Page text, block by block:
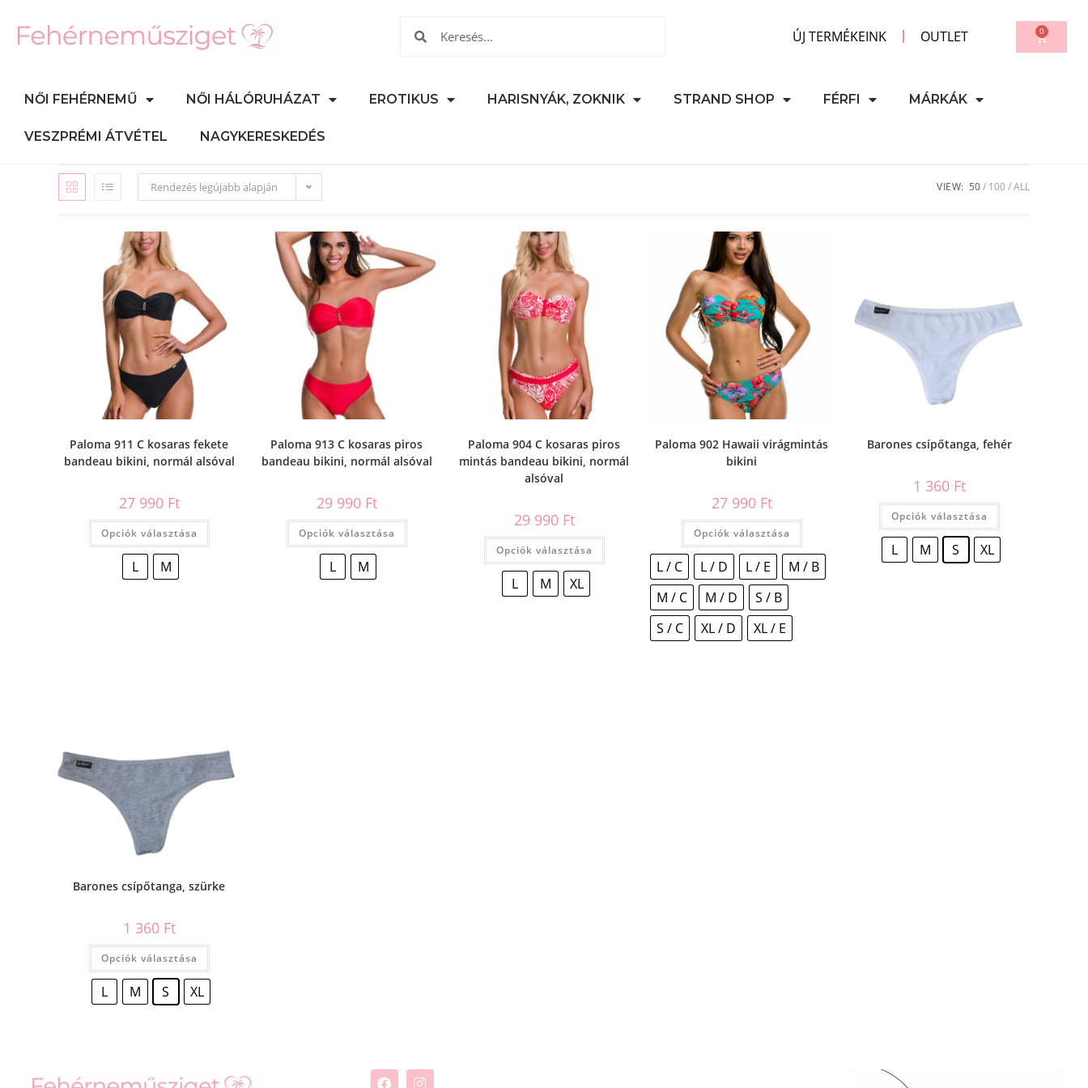
ÚJ TERMÉKEINK OUTLET 0
NŐI FEHÉRNEMŰ NŐI HÁLÓRUHÁZAT EROTIKUS HARISNYÁK, ZOKNIK STRAND SHOP FÉRFI MÁRKÁK
VESZPRÉMI ÁTVÉTEL NAGYKERESKEDÉS
Rendezés legújabb alapján VIEW: 50 100 ALL
Paloma 911 C kosaras fekete
bandeau bikini, normál alsóval
27 990 Ft
Opciók választása
L M
Paloma 913 C kosaras piros
bandeau bikini, normál alsóval
29 990 Ft
Opciók választása
L M
Paloma 904 C kosaras piros
mintás bandeau bikini, normál
alsóval
29 990 Ft
Opciók választása
L M XL
Paloma 902 Hawaii virágmintás
bikini
27 990 Ft
Opciók választása
L / C L / D L / E
M / B
M / C
M / D
S / B
S / C
XL / D XL / E
Barones csípőtanga, fehér
1 360 Ft
Opciók választása
L M S XL
Barones csípőtanga, szürke
1 360 Ft
Opciók választása
L M S XL